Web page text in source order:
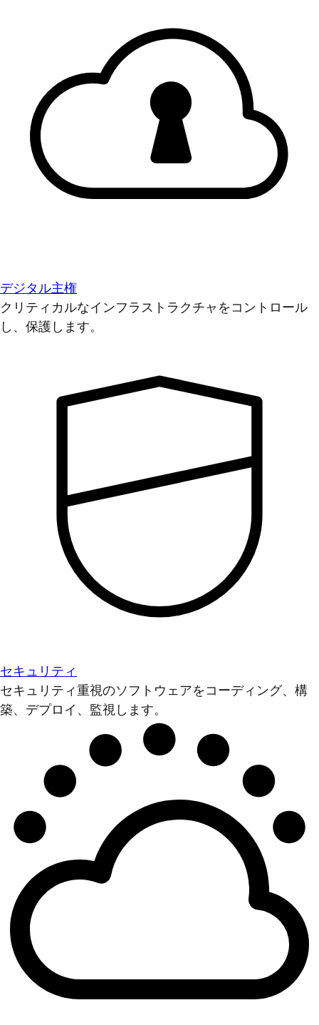
デジタル主権
クリティカルなインフラストラクチャをコントロール
し、保護します。
セキュリティ
セキュリティ重視のソフトウェアをコーディング、構
築、デプロイ、監視します。